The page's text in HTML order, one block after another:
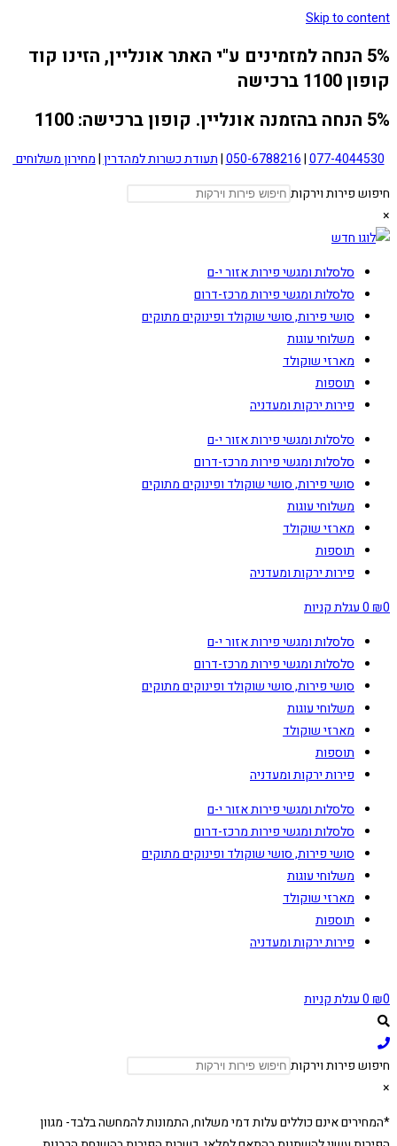
Skip to content
5% הנחה למזמינים ע"י האתר אונליין, הזינו קוד
קופון 1100 ברכישה
5% הנחה בהזמנה אונליין. קופון ברכישה: 1100
077-4044530
|
050-6788216
|תעודת כשרות למהדרין|מחירון משלוחים
חיפוש פירות וירקות
×
סלסלות ומגשי פירות אזור י-ם
סלסלות ומגשי פירות מרכז-דרום
סושי פירות, סושי שוקולד ופינוקים מתוקים
משלוחי עוגות
מארזי שוקולד
תוספות
פירות ירקות ומעדניה
סלסלות ומגשי פירות אזור י-ם
סלסלות ומגשי פירות מרכז-דרום
סושי פירות, סושי שוקולד ופינוקים מתוקים
משלוחי עוגות
מארזי שוקולד
תוספות
פירות ירקות ומעדניה
₪0
0עגלת קניות
סלסלות ומגשי פירות אזור י-ם
סלסלות ומגשי פירות מרכז-דרום
סושי פירות, סושי שוקולד ופינוקים מתוקים
משלוחי עוגות
מארזי שוקולד
תוספות
פירות ירקות ומעדניה
סלסלות ומגשי פירות אזור י-ם
סלסלות ומגשי פירות מרכז-דרום
סושי פירות, סושי שוקולד ופינוקים מתוקים
משלוחי עוגות
מארזי שוקולד
תוספות
פירות ירקות ומעדניה
₪0
0עגלת קניות
חיפוש פירות וירקות
×
*המחירים אינם כוללים עלות דמי משלוח, התמונות להמחשה בלבד- מגוון